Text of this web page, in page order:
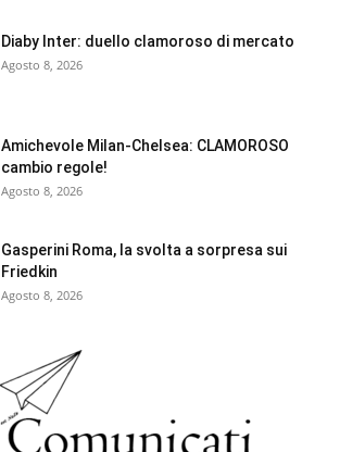
Diaby Inter: duello clamoroso di mercato
Agosto 8, 2026
Amichevole Milan-Chelsea: CLAMOROSO
cambio regole!
Agosto 8, 2026
Gasperini Roma, la svolta a sorpresa sui
Friedkin
Agosto 8, 2026